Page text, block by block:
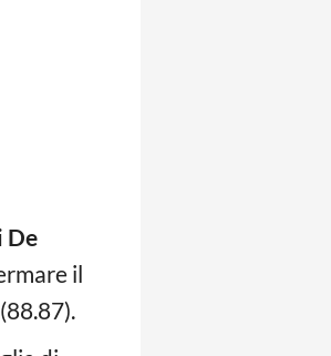
De
il
(88.87).